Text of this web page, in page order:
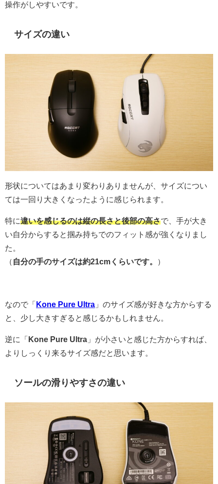
操作がしやすいです。
サイズの違い
形状についてはあまり変わりありませんが、サイズについ
ては一回り大きくなったように感じられます。
特に違いを感じるのは縦の長さと後部の高さで、手が大き
い自分からすると掴み持ちでのフィット感が強くなりまし
た。
（ 自分の手のサイズは約21cmくらいです。 ）
なので「 Kone Pure Ultra 」のサイズ感が好きな方からする
と、少し大きすぎると感じるかもしれません。
逆に「 Kone Pure Ultra 」が小さいと感じた方からすれば、
よりしっくり来るサイズ感だと思います。
ソールの滑りやすさの違い